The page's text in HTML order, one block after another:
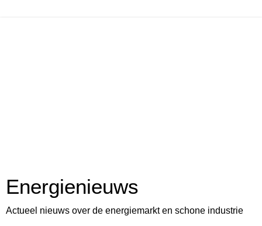
Energienieuws
Actueel nieuws over de energiemarkt en schone industrie